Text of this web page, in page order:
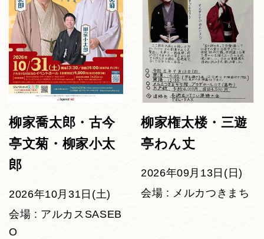
柳家喬太郎・古今
亭文菊・柳家小太
郎
2026年10月31日(土)
会場 : アルカスSASEB
O
柳家権太楼・三遊
亭わん丈
2026年09月13日(日)
会場 : メルカつきまち